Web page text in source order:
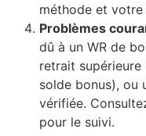
méthode et
Problèmes
dû à un WR de
retrait
solde bonus), ou
vérifiée.
pour le suivi.